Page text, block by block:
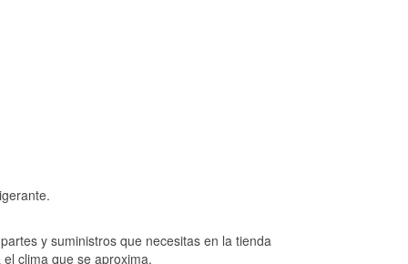
y suministros que necesitas en la tienda
clima que se aproxima.